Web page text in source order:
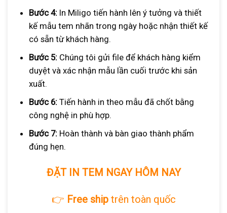
Bước 4:In Miligo tiến hành lên ý tưởng và thiết
kế mẫu tem nhãn trong ngày hoặc nhận thiết kế
có sẵn từ khách hàng.
Bước 5:Chúng tôi gửi file để khách hàng kiểm
duyệt và xác nhận mẫu lần cuối trước khi sản
xuất.
Bước 6:Tiến hành in theo mẫu đã chốt bằng
công nghệ in phù hợp.
Bước 7:Hoàn thành và bàn giao thành phẩm
đúng hẹn.
ĐẶT IN TEM NGAY HÔM NAY
👉 Free shiptrên toàn quốc